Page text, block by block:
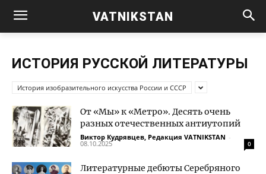
VATNIKSTAN
ИСТОРИЯ РУССКОЙ ЛИТЕРАТУРЫ
История изобразительного искусства России и СССР
От «Мы» к «Метро». Десять очень
разных отечественных антиутопий
Виктор Кудрявцев, Редакция VATNIKSTAN -
08.10.2025 0
Литературные дебюты Серебряного